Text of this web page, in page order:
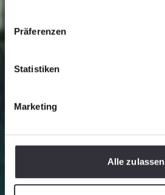
Präferenzen
Statistiken
Marketing
Alle zulassen